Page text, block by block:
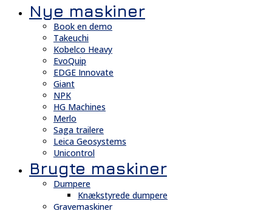
Nye maskiner
Book en demo
Takeuchi
Kobelco Heavy
EvoQuip
EDGE Innovate
Giant
NPK
HG Machines
Merlo
Saga trailere
Leica Geosystems
Unicontrol
Brugte maskiner
Dumpere
Knækstyrede dumpere
Gravemaskiner